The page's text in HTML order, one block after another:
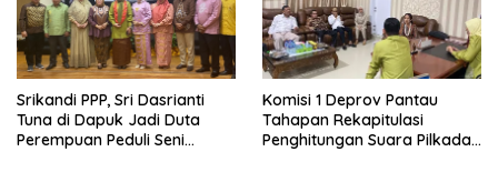
Srikandi PPP, Sri Dasrianti
Tuna di Dapuk Jadi Duta
Perempuan Peduli Seni
Komisi 1 Deprov Pantau
Tahapan Rekapitulasi
Penghitungan Suara Pilkada